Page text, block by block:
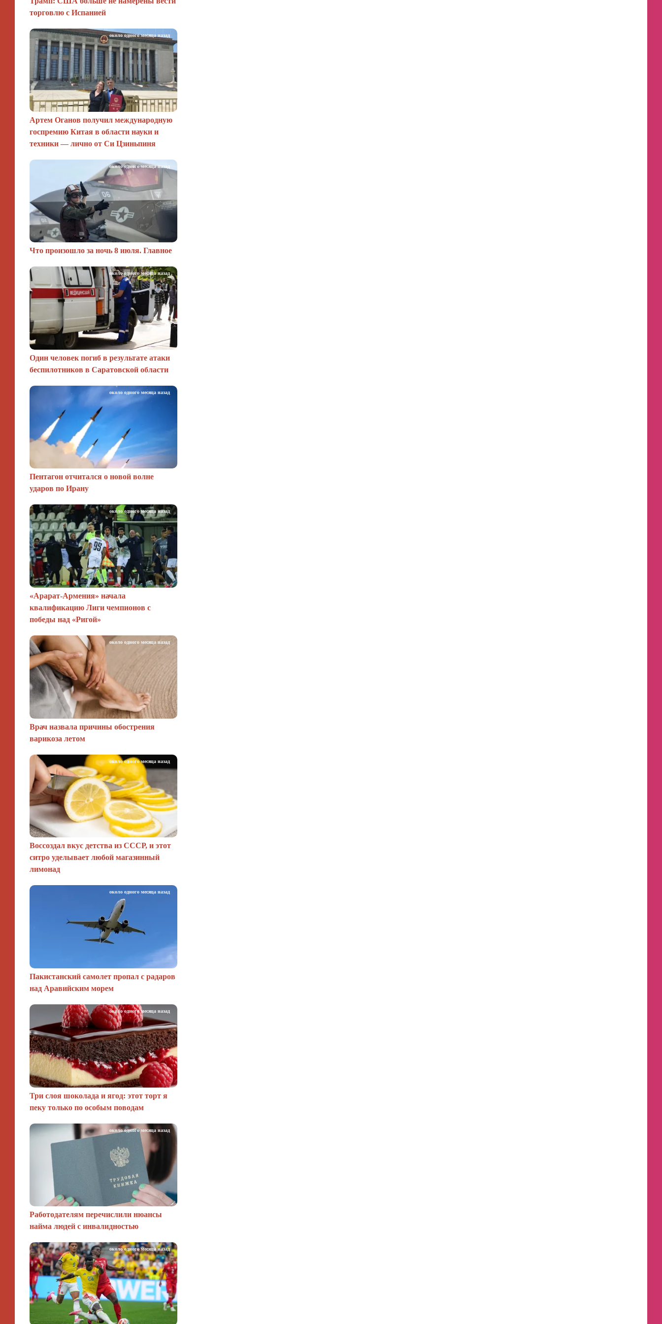
торговлю с Испанией
Артем Оганов получил международную
госпремию Китая в области науки и
техники — лично от Си Цзиньпиня
около одного месяца назад
Что произошло за ночь 8 июля. Главное
около одного месяца назад
Один человек погиб в результате атаки
беспилотников в Саратовской области
около одного месяца назад
Пентагон отчитался о новой волне
ударов по Ирану
около одного месяца назад
«Арарат‑Армения» начала
квалификацию Лиги чемпионов с
победы над «Ригой»
около одного месяца назад
Врач назвала причины обострения
варикоза летом
около одного месяца назад
Воссоздал вкус детства из СССР, и этот
ситро уделывает любой магазинный
лимонад
около одного месяца назад
Пакистанский самолет пропал с радаров
над Аравийским морем
около одного месяца назад
Три слоя шоколада и ягод: этот торт я
пеку только по особым поводам
около одного месяца назад
Работодателям перечислили нюансы
найма людей с инвалидностью
около одного месяца назад
около одного месяца назад